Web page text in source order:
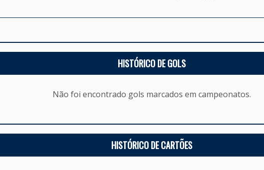
HISTÓRICO DE GOLS
Não foi encontrado gols marcados em campeonatos.
HISTÓRICO DE CARTÕES